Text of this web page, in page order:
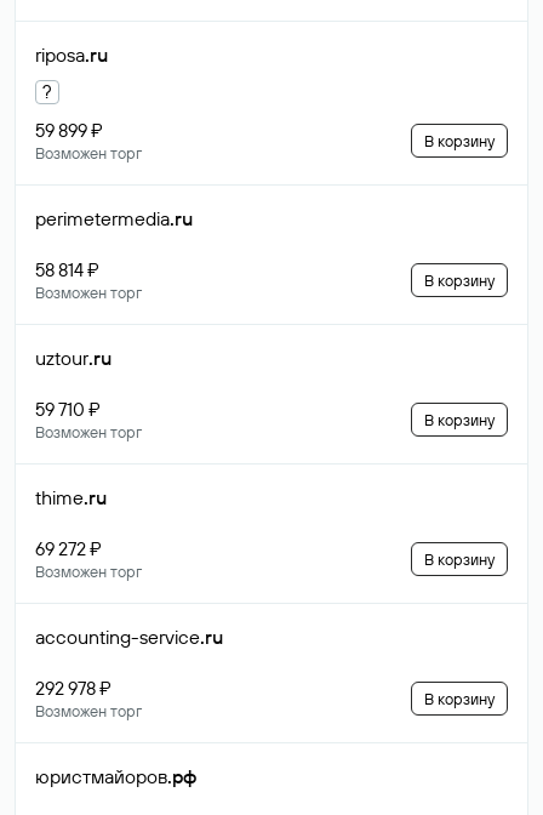
riposa.ru
?
59 899 ₽
Возможен торг
В корзину
perimetermedia.ru
58 814 ₽
Возможен торг
В корзину
uztour.ru
59 710 ₽
Возможен торг
В корзину
thime.ru
69 272 ₽
Возможен торг
В корзину
accounting-service.ru
292 978 ₽
Возможен торг
В корзину
юристмайоров.рф